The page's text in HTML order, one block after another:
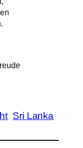
Sri Lanka